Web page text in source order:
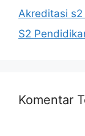
Akreditasi s2
S2
Komentar